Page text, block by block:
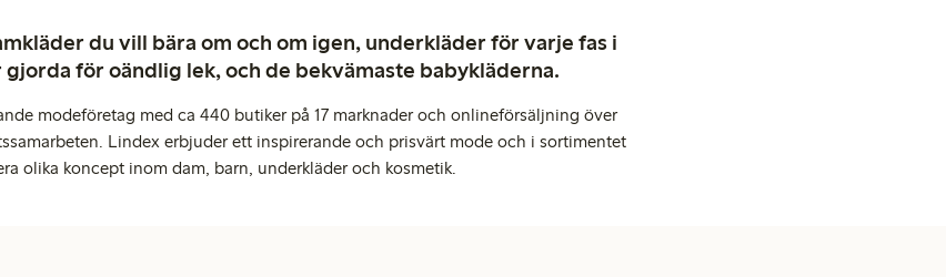
du vill bära om och om igen, underkläder för varje fas i
för oändlig lek, och de bekvämaste babykläderna.
modeföretag med ca 440 butiker på 17 marknader och onlineförsäljning över
Lindex erbjuder ett inspirerande och prisvärt mode och i sortimentet
olika koncept inom dam, barn, underkläder och kosmetik.